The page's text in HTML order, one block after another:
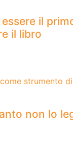
il
il libro
non lo